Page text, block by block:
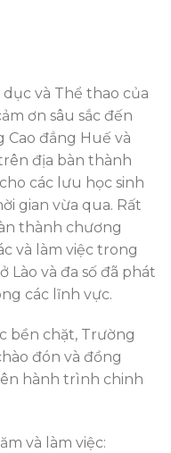
dục và Thể thao của
ơn sâu sắc đến
đẳng Huế và
địa bàn thành
các lưu học sinh
gian vừa qua. Rất
thành chương
và làm việc trong
Lào và đa số đã phát
các lĩnh vực.
bền chặt, Trường
đón và đồng
hành trình chinh
và làm việc: